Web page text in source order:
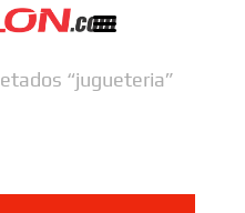
“jugueteria”